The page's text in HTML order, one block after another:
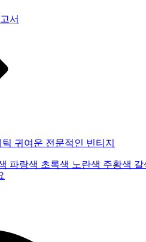
서
귀여운 전문적인 빈티지
파랑색 초록색 노란색 주황색